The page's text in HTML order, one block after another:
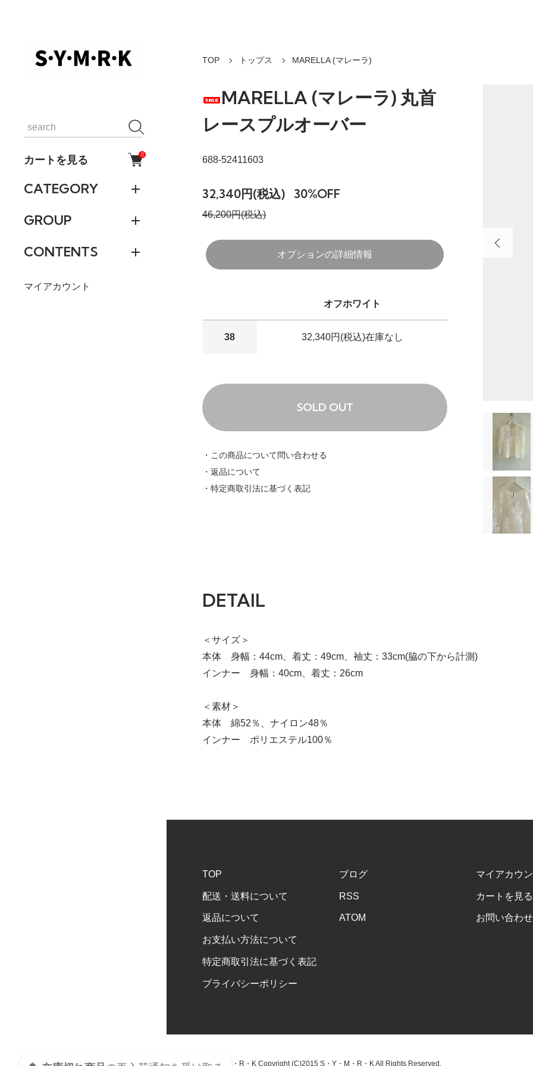
カートを見る 0
CATEGORY
GROUP
CONTENTS
マイアカウント
TOP トップス MARELLA (マレーラ)
MARELLA (マレーラ) 丸首
レースプルオーバー
688-52411603
32,340円(税込) 30%OFF
46,200円(税込)
オプションの詳細情報
オフホワイト
38 32,340円(税込)在庫なし
SOLD OUT
・この商品について問い合わせる
・返品について
・特定商取引法に基づく表記
DETAIL
＜サイズ＞
本体 身幅：44cm、着丈：49cm、袖丈：33cm(脇の下から計測)
インナー 身幅：40cm、着丈：26cm
＜素材＞
本体 綿52％、ナイロン48％
インナー ポリエステル100％
TOP
配送・送料について
返品について
お支払い方法について
特定商取引法に基づく表記
プライバシーポリシー
ブログ
RSS
ATOM
マイアカウ
カートを見る
お問い合わせ
S・Y・M・R・K Copyright (C)2015 S・Y・M・R・K All Rights Reserved.